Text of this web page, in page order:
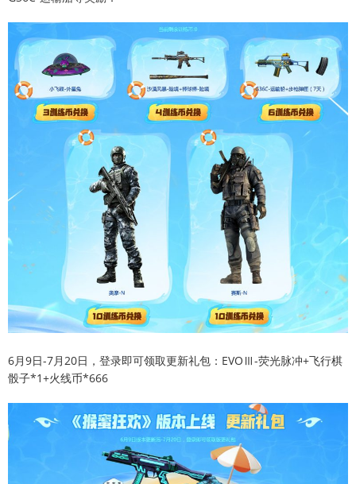
6月9日-7月20日，登录即可领取更新礼包：EVOⅢ-荧光脉冲+飞行棋
骰子*1+火线币*666